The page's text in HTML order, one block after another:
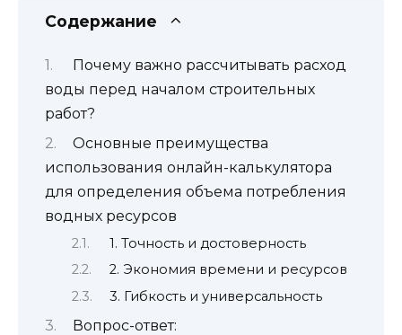
Содержание
Почему важно рассчитывать расход
воды перед началом строительных
работ?
Основные преимущества
использования онлайн-калькулятора
для определения объема потребления
водных ресурсов
1. Точность и достоверность
2. Экономия времени и ресурсов
3. Гибкость и универсальность
Вопрос-ответ: